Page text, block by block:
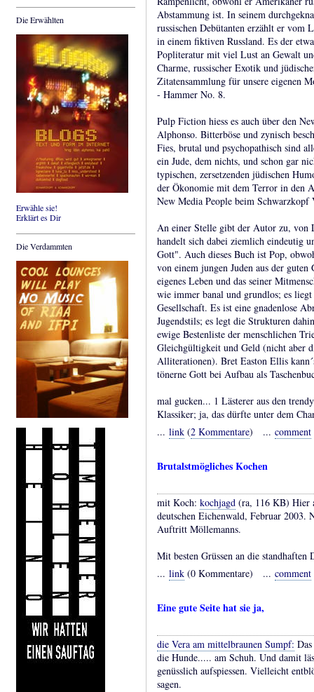
Die Erwählten
Erwähle sie!
Erklärt es Dir
Die Verdammten
Abstammung ist. In seinem
russischen Debütanten erzählt er vom
in einem fiktiven Russland. Es der
Popliteratur mit viel Lust an Gewalt
Charme, russischer Exotik und
Zitatensammlung für unsere eigenen
- Hammer No. 8.
Pulp Fiction hiess es auch über den
Alphonso. Bitterböse und zynisch
Fies, brutal und psychopathisch sind
ein Jude, dem nichts, und schon gar
typischen, zersetzenden jüdischen
der Ökonomie mit dem Terror in den
New Media People beim
An einer Stelle gibt der Autor zu, von
handelt sich dabei ziemlich eindeutig
Gott". Auch dieses Buch ist Pop,
von einem jungen Juden aus der
eigenes Leben und das seiner
wie immer banal und grundlos; es
Gesellschaft. Es ist eine gnadenlose
Jugendstils; es legt die Strukturen
ewige Bestenliste der menschlichen
Gleichgültigkeit und Geld (nicht aber
Alliterationen). Bret Easton Ellis
tönerne Gott bei Aufbau als
mal gucken... 1 Lästerer aus den
Klassiker; ja, das dürfte unter dem
... link (2 Kommentare) ... comment
Brutalstmögliches Kochen
mit Koch: kochjagd (ra, 116 KB) Hier
deutschen Eichenwald, Februar 2003.
Auftritt Möllemanns.
Mit besten Grüssen an die standhaften
... link (0 Kommentare) ... comment
Eine gute Seite hat sie ja,
die Vera am mittelbraunen Sumpf:
die Hunde..... am Schuh. Und damit
genüsslich aufspiessen. Vielleicht
sagen.